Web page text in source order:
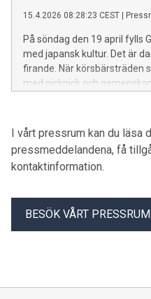
15.4.2026 08:28:23 CEST |
På söndag den 19 april fylls
med japansk kultur. Det är
firande. När körsbärsträden
med picknick och
I vårt pressrum kan du läsa
pressmeddelandena, få
kontaktinformation.
BESÖK VÅRT PRESSRUM